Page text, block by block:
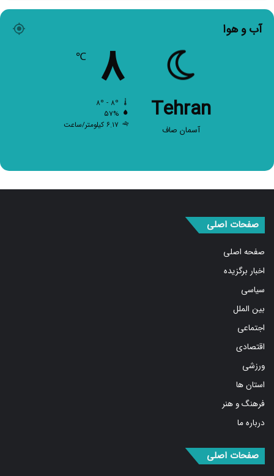
آب و هوا
Tehran
آسمان صاف
۸ ℃
۵۷%
۶.۱۷ کیلومتر/ساعت
صفحات اصلی
صفحه اصلی
اخبار برگزیده
سیاسی
بین الملل
اجتماعی
اقتصادی
ورزشی
استان ها
فرهنگ و هنر
درباره ما
صفحات اصلی